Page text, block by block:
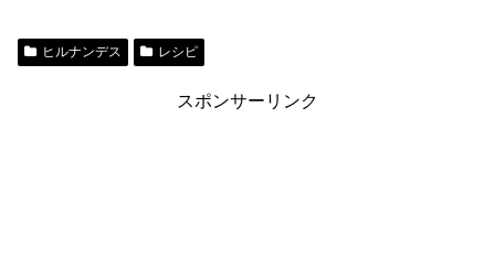
ヒルナンデス レシピ
スポンサーリンク